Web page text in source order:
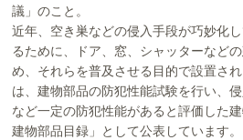
議」のこと。
近年、空き巣などの侵入手段が巧妙化
るために、ドア、窓、シャッターなど
め、それらを普及させる目的で設置さ
は、建物部品の防犯性能試験を行い、
など一定の防犯性能があると評価した
建物部品目録」として公表しています。